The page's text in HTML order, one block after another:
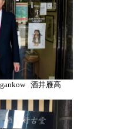
酒井雁高